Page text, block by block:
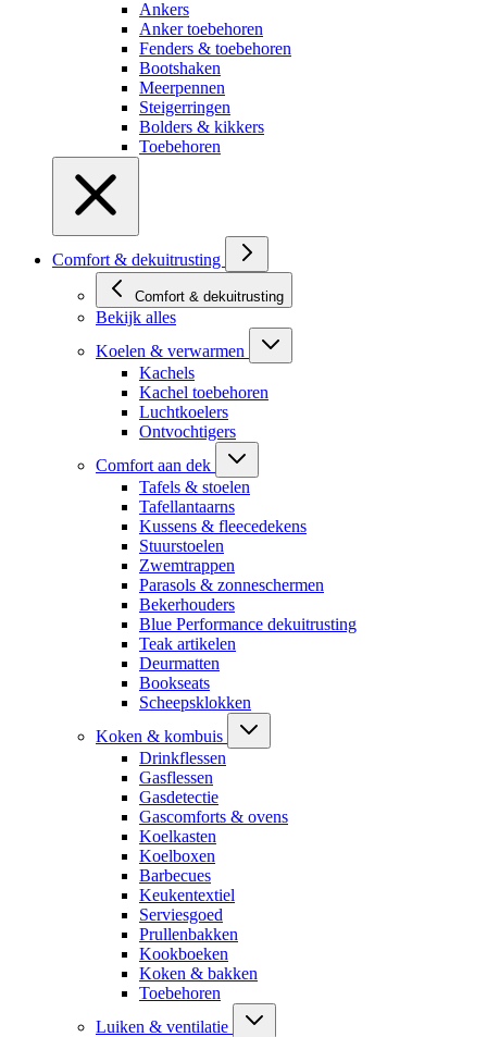
Ankers
Anker toebehoren
Fenders & toebehoren
Bootshaken
Meerpennen
Steigerringen
Bolders & kikkers
Toebehoren
Comfort & dekuitrusting
Comfort & dekuitrusting
Bekijk alles
Koelen & verwarmen
Kachels
Kachel toebehoren
Luchtkoelers
Ontvochtigers
Comfort aan dek
Tafels & stoelen
Tafellantaarns
Kussens & fleecedekens
Stuurstoelen
Zwemtrappen
Parasols & zonneschermen
Bekerhouders
Blue Performance dekuitrusting
Teak artikelen
Deurmatten
Bookseats
Scheepsklokken
Koken & kombuis
Drinkflessen
Gasflessen
Gasdetectie
Gascomforts & ovens
Koelkasten
Koelboxen
Barbecues
Keukentextiel
Serviesgoed
Prullenbakken
Kookboeken
Koken & bakken
Toebehoren
Luiken & ventilatie